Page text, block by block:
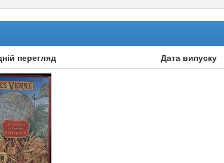
перегляд
Дата випуску